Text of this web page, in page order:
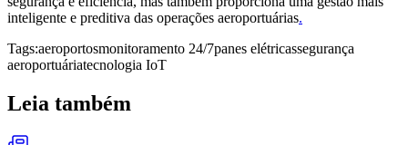
inteligente e preditiva das operações aeroportuárias.
Tags:aeroportosmonitoramento 24/7panes elétricassegurança
aeroportuáriatecnologia IoT
Leia também